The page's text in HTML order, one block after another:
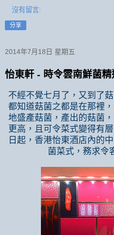
沒有留言:
分享
2014年7月18日 星期五
怡東軒 - 時令雲南鮮菌精
不經不覺七月了，又到了
都知道菇菌之都是在那裡
地盛產菇菌，產出的菇菌
更高，且可令菜式變得有
日起，香港怡東酒店內的
菌菜式，務求令